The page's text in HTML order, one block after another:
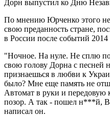
Дорн выпустил ко Дню
По мнению Юрченко этого
свою преданность стране,
в России после событий 2014
"Ночное. На нуле. Не сплю
свою голову Дорна с песней
признаешься в любви к
было? Мне еще память не
Автомат в руки и передовую
позор. А так - пошел н***й,
написал он.